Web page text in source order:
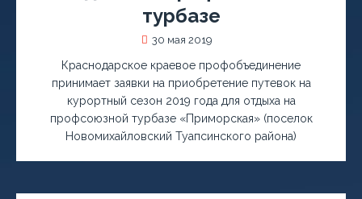
турбазе
30 мая 2019
Краснодарское краевое профобъединение
принимает заявки на приобретение путевок на
курортный сезон 2019 года для отдыха на
профсоюзной турбазе «Приморская» (поселок
Новомихайловский Туапсинского района)